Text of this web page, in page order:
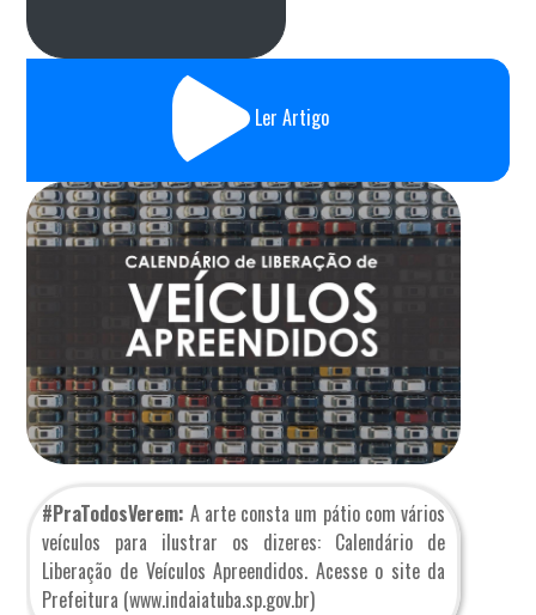
Ler Artigo
#PraTodosVerem: A arte consta um pátio com vários
veículos para ilustrar os dizeres: Calendário de
Liberação de Veículos Apreendidos. Acesse o site da
Prefeitura (www.indaiatuba.sp.gov.br)